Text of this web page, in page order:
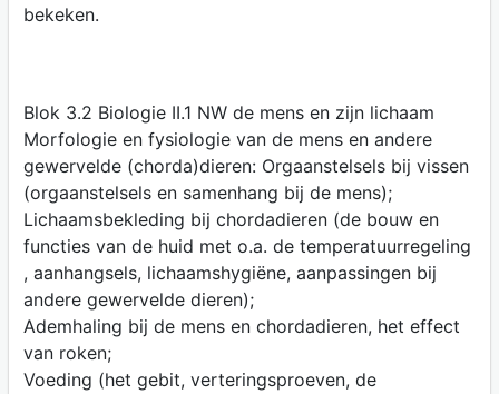
bekeken.
Blok 3.2 Biologie II.1 NW de mens en zijn lichaam
Morfologie en fysiologie van de mens en andere
gewervelde (chorda)dieren: Orgaanstelsels bij vissen
(orgaanstelsels en samenhang bij de mens);
Lichaamsbekleding bij chordadieren (de bouw en
functies van de huid met o.a. de temperatuurregeling
, aanhangsels, lichaamshygiëne, aanpassingen bij
andere gewervelde dieren);
Ademhaling bij de mens en chordadieren, het effect
van roken;
Voeding (het gebit, verteringsproeven, de